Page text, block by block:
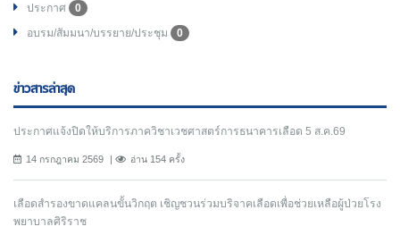
ประกาศ
0
อบรม/สัมมนา/บรรยาย/ประชุม
0
ข่าวสารล่าสุด
ประกาศแจ้งปิดให้บริการภาควิชาเวชศาสตร์การธนาคารเลือด 5 ส.ค.69
14 กรกฎาคม 2569 อ่าน 154 ครั้ง
เลือดสำรองขาดแคลนขั้นวิกฤต เชิญชวนร่วมบริจาคเลือดเพื่อช่วยเหลือผู้ป่วยโรง
พยาบาลศิริราช